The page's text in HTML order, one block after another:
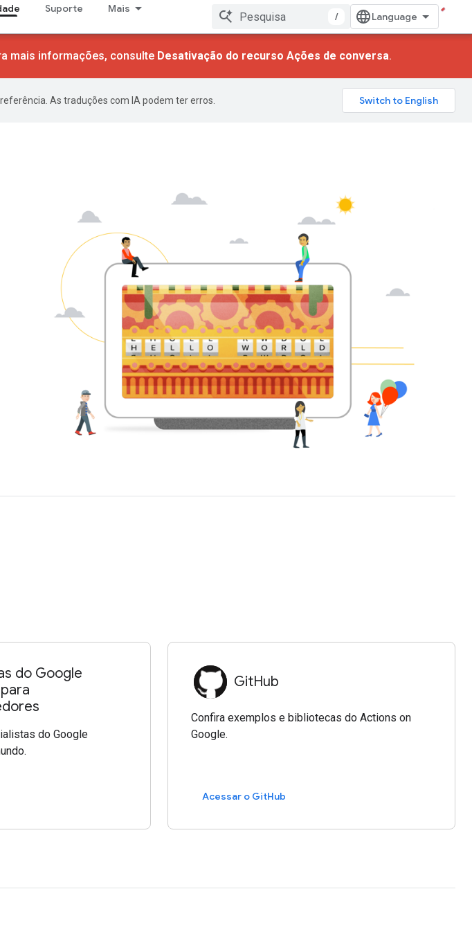
Suporte Mais
/
mais informações, consulte Desativação do recurso Ações de conversa.
As traduções com IA podem ter erros.
do Google
do Google
GitHub
Confira exemplos e bibliotecas do Actions on
Google.
Acessar o GitHub